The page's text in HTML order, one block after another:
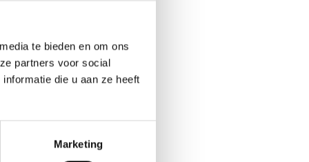
te bieden en om ons
partners voor social
die u aan ze heeft
Marketing